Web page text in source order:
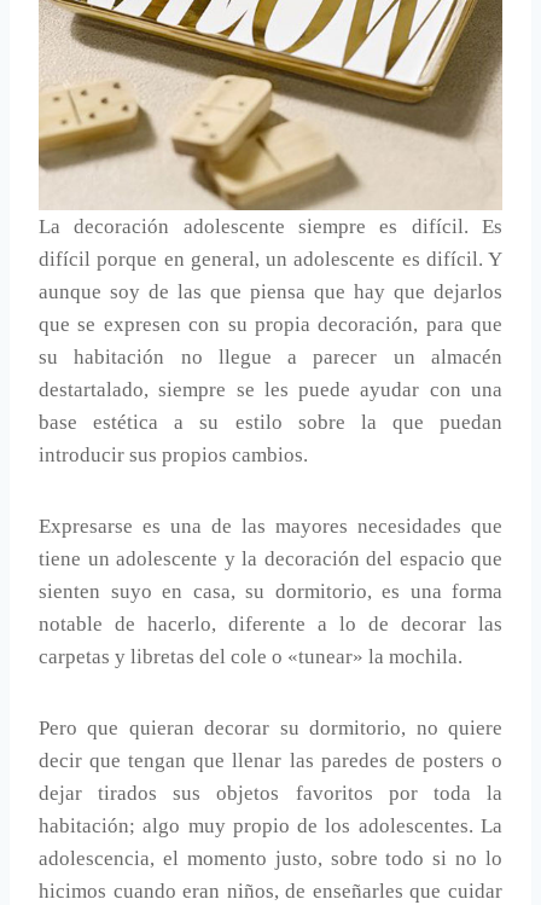
La decoración adolescente siempre es difícil. Es
difícil porque en general, un adolescente es difícil. Y
aunque soy de las que piensa que hay que dejarlos
que se expresen con su propia decoración, para que
su habitación no llegue a parecer un almacén
destartalado, siempre se les puede ayudar con una
base estética a su estilo sobre la que puedan
introducir sus propios cambios.
Expresarse es una de las mayores necesidades que
tiene un adolescente y la decoración del espacio que
sienten suyo en casa, su dormitorio, es una forma
notable de hacerlo, diferente a lo de decorar las
carpetas y libretas del cole o «tunear» la mochila.
Pero que quieran decorar su dormitorio, no quiere
decir que tengan que llenar las paredes de posters o
dejar tirados sus objetos favoritos por toda la
habitación; algo muy propio de los adolescentes. La
adolescencia, el momento justo, sobre todo si no lo
hicimos cuando eran niños, de enseñarles que cuidar